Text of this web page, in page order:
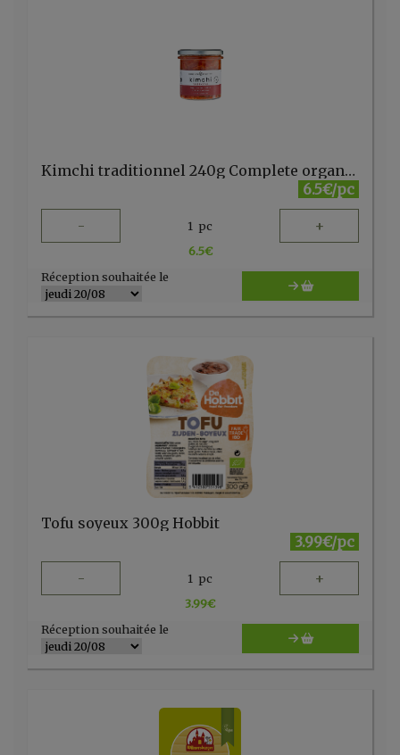
Kimchi traditionnel 240g Complete organics
6.5€/pc
- 1 pc +
6.5€
Réception souhaitée le
Tofu soyeux 300g Hobbit
3.99€/pc
- 1 pc +
3.99€
Réception souhaitée le